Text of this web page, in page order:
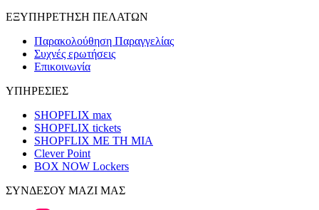
ΕΞΥΠΗΡΕΤΗΣΗ ΠΕΛΑΤΩΝ
Παρακολούθηση Παραγγελίας
Συχνές ερωτήσεις
Επικοινωνία
ΥΠΗΡΕΣΙΕΣ
SHOPFLIX max
SHOPFLIX tickets
SHOPFLIX ΜΕ ΤΗ ΜΙΑ
Clever Point
BOX NOW Lockers
ΣΥΝΔΕΣΟΥ ΜΑΖΙ ΜΑΣ